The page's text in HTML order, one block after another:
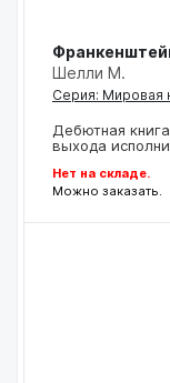
Шелли М.
Серия: Мировая
Дебютная
выхода
Нет на складе.
Можно заказать.